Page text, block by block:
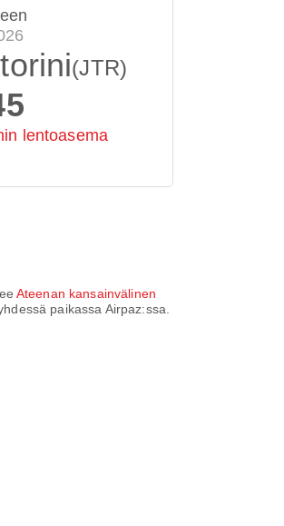
(JTR)
lentoasema
Ateenan kansainvälinen
paikassa Airpaz:ssa.